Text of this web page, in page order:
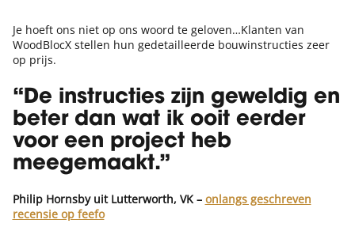
Je hoeft ons niet op ons woord te geloven…Klanten van
WoodBlocX stellen hun gedetailleerde bouwinstructies zeer
op prijs.
“De instructies zijn geweldig en
beter dan wat ik ooit eerder
voor een project heb
meegemaakt.”
Philip Hornsby uit Lutterworth, VK – onlangs geschreven
recensie op feefo